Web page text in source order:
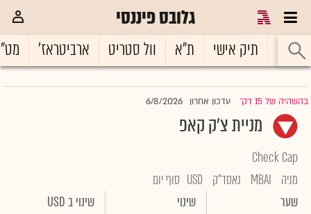
גלובס פיננסי
ראשי תיק אישי ת"א וול סטריט ארביטראז'
בהשהיה של 15 דק' |עדכון אחרון 6/8/2026
מניית צ'ק קאפ
Check Cap
מניה
MBAI נאסד"ק USD סוף יום
שער
שינוי שינוי ב USD